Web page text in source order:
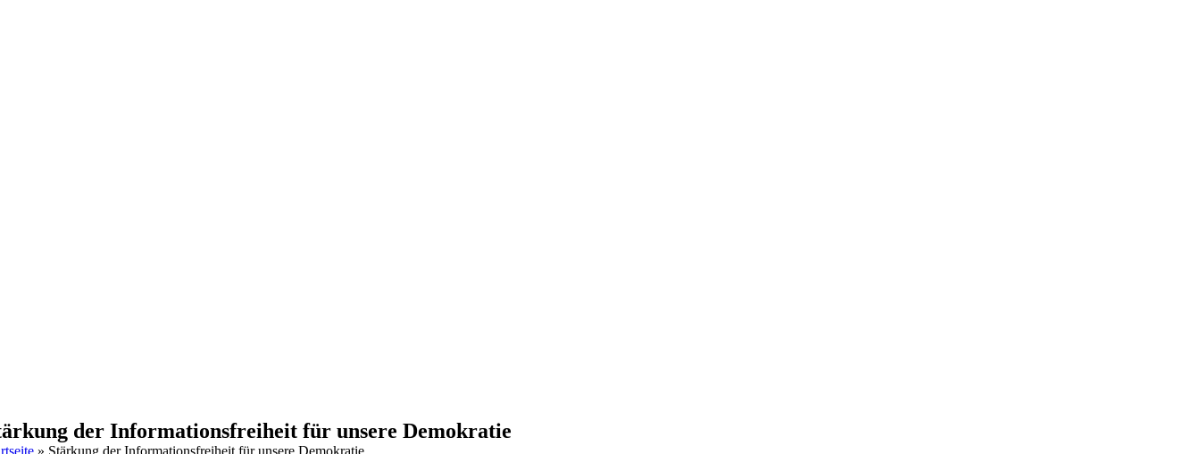
der Informationsfreiheit für unsere Demokratie
» Stärkung der Informationsfreiheit für unsere Demokratie